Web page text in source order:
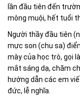
lần đầu tiên đến
mông muội, hết tuổi
Người thầy đầu tiên
mực son (chu sa)
mày của học trò, gọi
mắt sáng dạ, chăm
hướng dẫn các em
đức, lễ nghĩa.